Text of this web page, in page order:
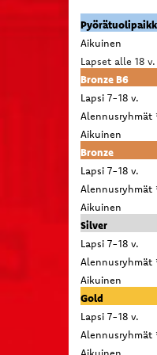
Aikuinen
Lapset alle 18 v.
Bronze B6
Lapsi 7-18 v.
Alennusryhmät
Aikuinen
Bronze
Lapsi 7-18 v.
Alennusryhmät
Aikuinen
Silver
Lapsi 7-18 v.
Alennusryhmät
Aikuinen
Gold
Lapsi 7-18 v.
Alennusryhmät